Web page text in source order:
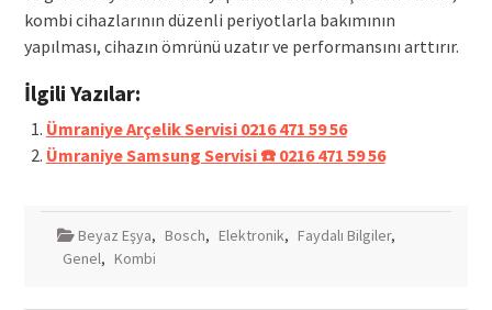
kombi cihazlarının düzenli periyotlarla bakımının
yapılması, cihazın ömrünü uzatır ve performansını arttırır.
İlgili Yazılar:
Ümraniye Arçelik Servisi 0216 471 59 56
Ümraniye Samsung Servisi ☎️ 0216 471 59 56
Beyaz Eşya, Bosch, Elektronik, Faydalı Bilgiler,
Genel, Kombi